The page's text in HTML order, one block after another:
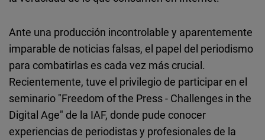
Ante una producción incontrolable y aparentemente
imparable de noticias falsas, el papel del periodismo
para combatirlas es cada vez más crucial.
Recientemente, tuve el privilegio de participar en el
seminario "Freedom of the Press - Challenges in the
Digital Age" de la IAF, donde pude conocer
experiencias de periodistas y profesionales de la
D.Vinci
Embed
Typeform
Embed